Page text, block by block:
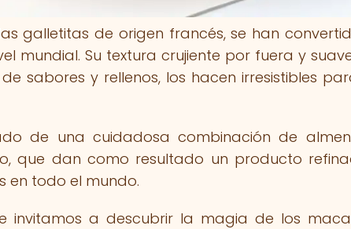
galletitas de origen francés, se han
mundial. Su textura crujiente por fuera y
sabores y rellenos, los hacen irresistibles
de una cuidadosa combinación de
que dan como resultado un producto
en todo el mundo.
invitamos a descubrir la magia de los